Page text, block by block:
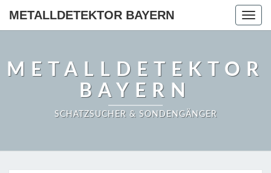
METALLDETEKTOR BAYERN
METALLDETEKTOR
BAYERN
SCHATZSUCHER & SONDENGÄNGER